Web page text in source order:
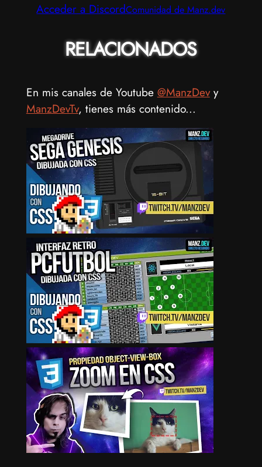
Acceder a DiscordComunidad de Manz.dev
RELACIONADOS
En mis canales de Youtube @ManzDevy
ManzDevTv, tienes más contenido...